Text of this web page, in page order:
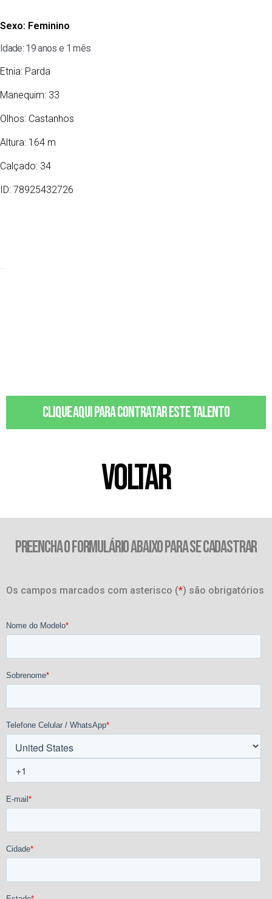
Sexo: Feminino
Idade: 19 anos e 1 mês
Etnia: Parda
Manequim: 33
Olhos: Castanhos
Altura: 164 m
Calçado: 34
ID: 78925432726
Clique aqui para contratar este talento
VOLTAR
PREENCHA O FORMULÁRIO ABAIXO PARA SE CADASTRAR
Os campos marcados com asterisco (*) são obrigatórios